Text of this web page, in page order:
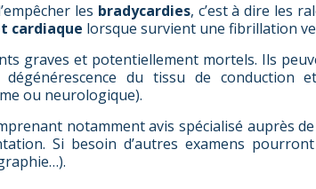
les bradycardies, c’est à dire les
cardiaque lorsque survient une fibrillation
graves et potentiellement mortels. Ils
du tissu de conduction
ou neurologique).
notamment avis spécialisé auprès
Si besoin d’autres examens